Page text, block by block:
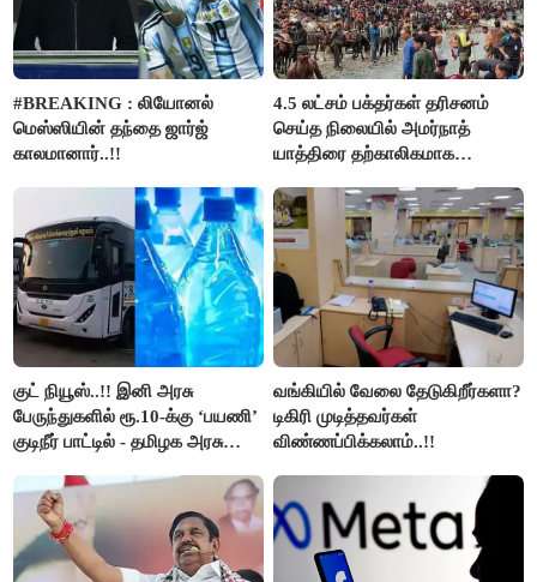
#BREAKING : லியோனல்
மெஸ்ஸியின் தந்தை ஜார்ஜ்
காலமானார்..!!
4.5 லட்சம் பக்தர்கள் தரிசனம்
செய்த நிலையில் அமர்நாத்
யாத்திரை தற்காலிகமாக
குட் நியூஸ்..!! இனி அரசு
பேருந்துகளில் ரூ.10-க்கு ‘பயணி’
குடிநீர் பாட்டில் - தமிழக அரசு
வங்கியில் வேலை தேடுகிறீர்களா?
டிகிரி முடித்தவர்கள்
விண்ணப்பிக்கலாம்..!!